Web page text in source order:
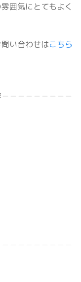
囲気にとてもよく
い合わせはこちら
－－－－－－－－
－－－－－－－－